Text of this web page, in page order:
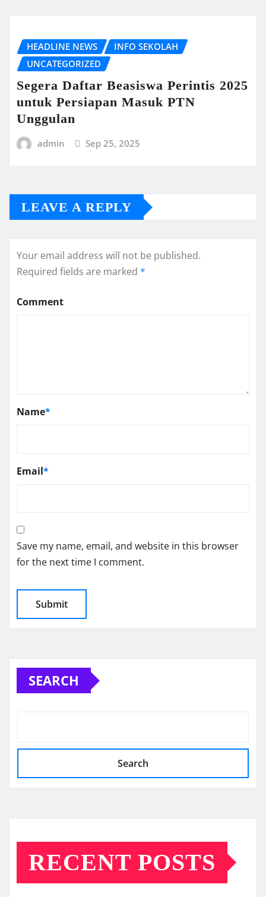
HEADLINE NEWS
INFO SEKOLAH
UNCATEGORIZED
Segera Daftar Beasiswa Perintis 2025
untuk Persiapan Masuk PTN
Unggulan
admin Sep 25, 2025
LEAVE A REPLY
Your email address will not be published.
Required fields are marked *
Comment
Name*
Email*
Save my name, email, and website in this browser
for the next time I comment.
SEARCH
Search
RECENT POSTS